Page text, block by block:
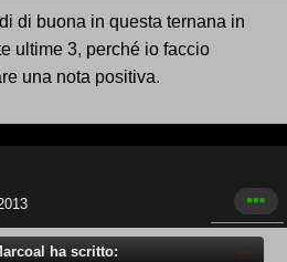
di buona in questa ternana in
ultime 3, perché io faccio
una nota positiva.
ha scritto: